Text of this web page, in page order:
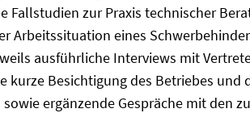
zur Praxis technischer
Arbeitssituation eines
ausführliche Interviews mit
Besichtigung des Betriebes
ergänzende Gespräche mit den